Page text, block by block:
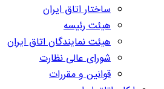
ساختار اتاق ایران
هیئت رئیسه
هیئت نمایندگان اتاق ایران
شورای عالی نظارت
قوانین و مقررات